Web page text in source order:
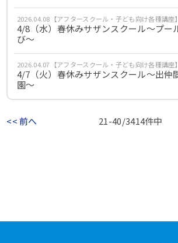
2026.04.08【アフタースクール・子ども向け各種講座】
4/8（水）春休みサザンスクール～プー
び～
2026.04.07【アフタースクール・子ども向け各種講座】
4/7（火）春休みサザンスクール～出仲
園～
<< 前へ 21-40/3414件中